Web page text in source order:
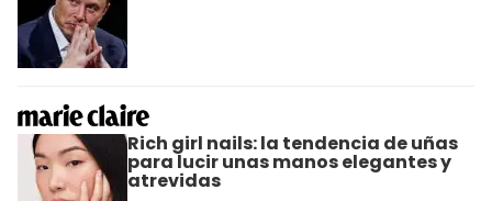
Rich girl nails: la tendencia de uñas
para lucir unas manos elegantes y
atrevidas